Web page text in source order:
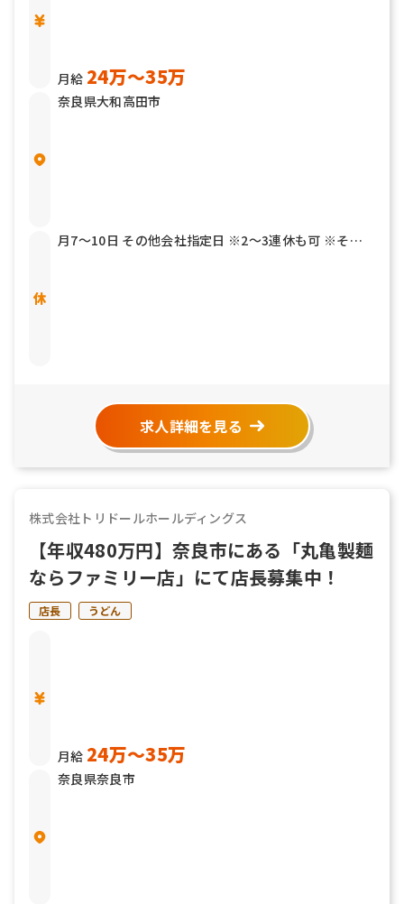
月給 24万〜35万
奈良県大和高田市
月7～10日 その他会社指定日 ※2～3連休も可 ※その
求人詳細を見る
株式会社トリドールホールディングス
【年収480万円】奈良市にある「丸亀製麺
ならファミリー店」にて店長募集中！
店長 うどん
月給 24万〜35万
奈良県奈良市